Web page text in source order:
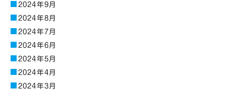
2024年9月
2024年8月
2024年7月
2024年6月
2024年5月
2024年4月
2024年3月